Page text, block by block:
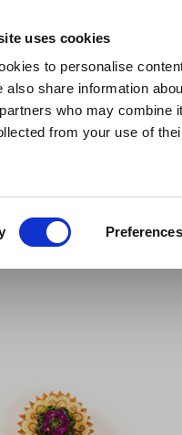
uses cookies
to personalise
also share information
who may combine
from your use of
Preferences
og entusiaster
Gryder &